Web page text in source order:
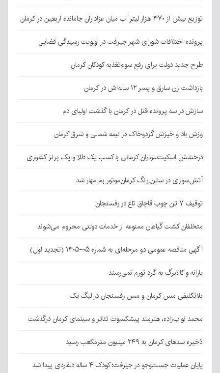
توزیع بیش از ۴۷۰ هزار لیتر آب میان عزاداران جامانده اربعین در کرمان
پرونده اختلافات شورای شهر جیرفت در اولویت رسیدگی قضایی
طرح جدید دولت برای رفع سوءتغذیه کودکان کرمان
بازداشت زن سارق و پسر ۱۲ ساله‌اش در کرمان
سازش در سه پرونده قتل در کرمان با گذشت اولیای دم
وزش باد و خیزش گردوخاک در نیمه شمالی و شرق کرمان
درخشش اسکیت‌سواران کرمانی با کسب یک طلا و یک برنز کشوری
آتش‌سوزی در سالن رنگ کرمان‌موتور بم مهار شد
توقیف ۷ تن چوب قاچاق تاغ در رفسنجان
متخلفان کشت گیاهان ممنوعه از خدمات دولتی محروم می‌شوند
آگهی مناقصه عمومی دو مرحله‌ای به شماره ۰۵-۱۴۰۵ (تجدید اول)
یارانه و کالابرگ به گرد تورم نمی‌رسند
بلاتکلیفی مس کرمان و مس رفسنجان در لیگ یک
محمد نواب‌زاده، هنرمند پیشکسوت تئاتر و سینمای کرمان درگذشت
ذخیره سدهای کرمان به ۲۴۹ میلیون مترمکعب رسید
پایان عملیات جست‌وجو در جیرفت؛ کودک ۴ ساله دلفاردی پیدا شد